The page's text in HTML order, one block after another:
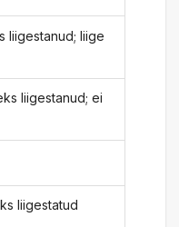
liigestanud; liige
liigestanud; ei
liigestatud